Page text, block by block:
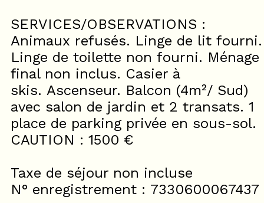
SERVICES/OBSERVATIONS :
Animaux refusés. Linge de lit fourni.
Linge de toilette non fourni. Ménage
final non inclus. Casier à
skis. Ascenseur. Balcon (4m²/ Sud)
avec salon de jardin et 2 transats. 1
place de parking privée en sous-sol.
CAUTION : 1500 €
Taxe de séjour non incluse
N° enregistrement : 7330600067437